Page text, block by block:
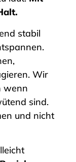
stabil
Wir
wenn
sind.
und nicht